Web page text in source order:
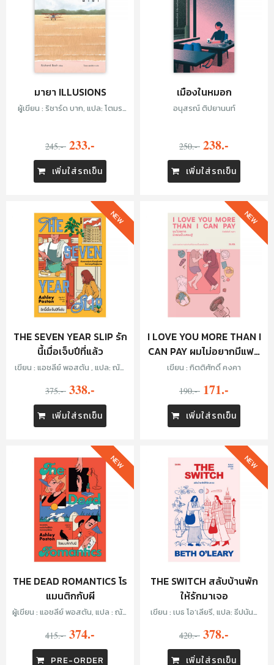
มายา ILLUSIONS
ผู้เขียน : ริชาร์ด บาก, แปล: โตมร
245.- 233.-
เพิ่มใส่รถเข็น
เมืองในหมอก
อนุสรณ์ ติปยานนท์
250.- 238.-
เพิ่มใส่รถเข็น
THE SEVEN YEAR SLIP รัก
นี้เมื่อเจ็บปีที่แล้ว
เขียน : แอชลีย์ พอสตัน , แปล: ณัฐ
375.- 338.-
เพิ่มใส่รถเข็น
NEW
I LOVE YOU MORE THAN I
CAN PAY ผมไม่อยากมีแฟน
เป็นเศรษฐี
เขียน : กิตติศักดิ์ คงคา
190.- 171.-
เพิ่มใส่รถเข็น
NEW
THE DEAD ROMANTICS โร
แมนติกกับผี
ผู้เขียน : แอชลีย์ พอสตัน, แปล : ณัฐ
415.- 374.-
PRE-ORDER
NEW
THE SWITCH สลับบ้านพัก
ให้รักมาเจอ
เขียน : เบธ โอ’เลียรี, แปล: ธีปนันท์
420.- 378.-
เพิ่มใส่รถเข็น
NEW